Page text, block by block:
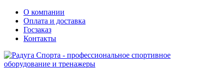
О компании
Оплата и доставка
Госзаказ
Контакты